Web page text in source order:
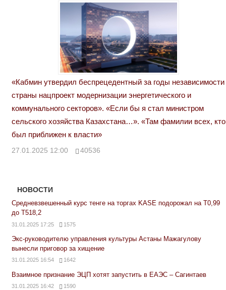
«Кабмин утвердил беспрецедентный за годы независимости
страны нацпроект модернизации энергетического и
коммунального секторов». «Если бы я стал министром
сельского хозяйства Казахстана…». «Там фамилии всех, кто
был приближен к власти»
27.01.2025 12:00 40536
НОВОСТИ
Средневзвешенный курс тенге на торгах KASE подорожал на Т0,99
до Т518,2
31.01.2025 17:25 1575
Экс-руководителю управления культуры Астаны Мажагулову
вынесли приговор за хищение
31.01.2025 16:54 1642
Взаимное признание ЭЦП хотят запустить в ЕАЭС – Сагинтаев
31.01.2025 16:42 1590